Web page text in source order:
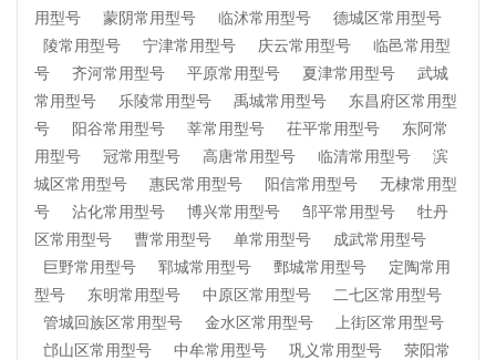
用型号
蒙阴常用型号 临沭常用型号
德城区常用型号
陵常用型号
宁津常用型号 庆云常用型号
临邑常用型
号
齐河常用型号 平原常用型号 夏津常用型号
武城
常用型号
乐陵常用型号 禹城常用型号
东昌府区常用型
号
阳谷常用型号 莘常用型号 茌平常用型号
东阿常
用型号
冠常用型号 高唐常用型号 临清常用型号
滨
城区常用型号
惠民常用型号 阳信常用型号
无棣常用型
号
沾化常用型号 博兴常用型号 邹平常用型号
牡丹
区常用型号
曹常用型号 单常用型号
成武常用型号
巨野常用型号
郓城常用型号 鄄城常用型号
定陶常用
型号
东明常用型号 中原区常用型号
二七区常用型号
管城回族区常用型号
金水区常用型号
上街区常用型号
邙山区常用型号
中牟常用型号 巩义常用型号
荥阳常